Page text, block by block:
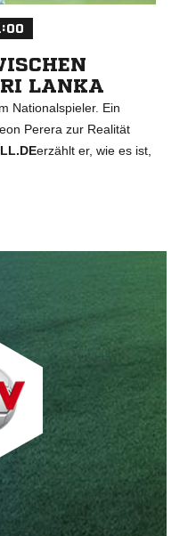
LANKA
Nationalspieler. Ein
Perera zur Realität
erzählt er, wie es ist,